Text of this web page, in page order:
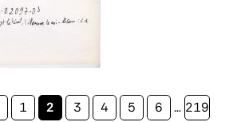
Page
1
Page
2 Page
3 Page
4 Page
5 Page
6 … Page
219